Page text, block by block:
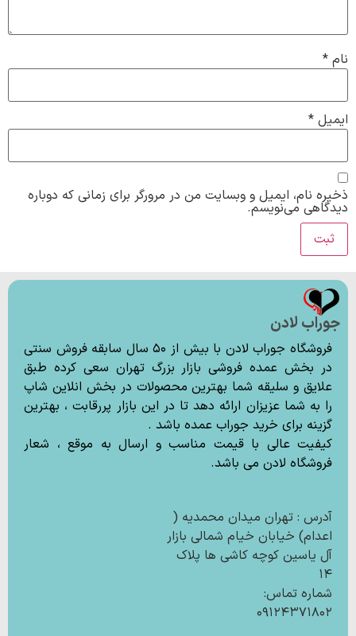
نام *
ایمیل *
ذخیره نام، ایمیل و وبسایت من در مرورگر برای زمانی که دوباره
دیدگاهی می‌نویسم.
جوراب لادن
فروشگاه جوراب لادن با بیش از ۵۰ سال سابقه فروش سنتی
در بخش عمده فروشی بازار بزرگ تهران سعی کرده طبق
علایق و سلیقه شما بهترین محصولات در بخش انلاین شاپ
را به شما عزیزان ارائه دهد تا در این بازار پررقابت ، بهترین
گزینه برای خرید جوراب عمده باشد .
کیفیت عالی با قیمت مناسب و ارسال به موقع ، شعار
فروشگاه لادن می باشد.
آدرس : تهران میدان محمدیه (
اعدام) خیابان خیام شمالی بازار
آل یاسین کوچه کاشی ها پلاک
۱۴
شماره تماس:
۰۹۱۲۴۳۷۱۸۰۲